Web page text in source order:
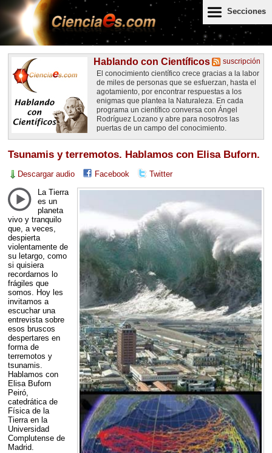
Secciones
suscripción
Hablando con Científicos
El conocimiento científico crece gracias a la labor
de miles de personas que se esfuerzan, hasta el
agotamiento, por encontrar respuestas a los
enigmas que plantea la Naturaleza. En cada
programa un científico conversa con Ángel
Rodríguez Lozano y abre para nosotros las
puertas de un campo del conocimiento.
Tsunamis y terremotos. Hablamos con Elisa Buforn.
Descargar audio Facebook Twitter
La Tierra
es un
planeta
vivo y tranquilo
que, a veces,
despierta
violentamente de
su letargo, como
si quisiera
recordarnos lo
frágiles que
somos. Hoy les
invitamos a
escuchar una
entrevista sobre
esos bruscos
despertares en
forma de
terremotos y
tsunamis.
Hablamos con
Elisa Buforn
Peiró,
catedrática de
Física de la
Tierra en la
Universidad
Complutense de
Madrid.